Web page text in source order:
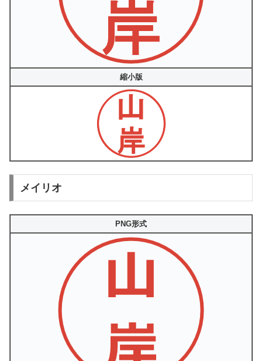
縮小版
メイリオ
PNG形式